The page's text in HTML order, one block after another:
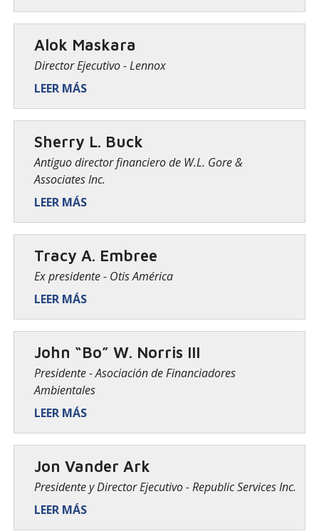
Alok Maskara
Director Ejecutivo - Lennox
LEER MÁS
Sherry L. Buck
Antiguo director financiero de W.L. Gore &
Associates Inc.
LEER MÁS
Tracy A. Embree
Ex presidente - Otis América
LEER MÁS
John “Bo” W. Norris III
Presidente - Asociación de Financiadores
Ambientales
LEER MÁS
Jon Vander Ark
Presidente y Director Ejecutivo - Republic Services Inc.
LEER MÁS